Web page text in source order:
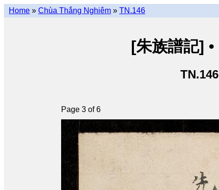
Home » Chùa Thắng Nghiêm » TN.146
[朱族譜記]
Page 3 of 6